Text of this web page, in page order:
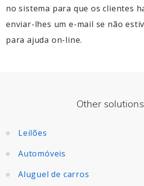
no sistema para que os clientes
enviar-lhes um e-mail se não
para ajuda on-line.
Other solutions
Leilões
Automóveis
Aluguel de carros